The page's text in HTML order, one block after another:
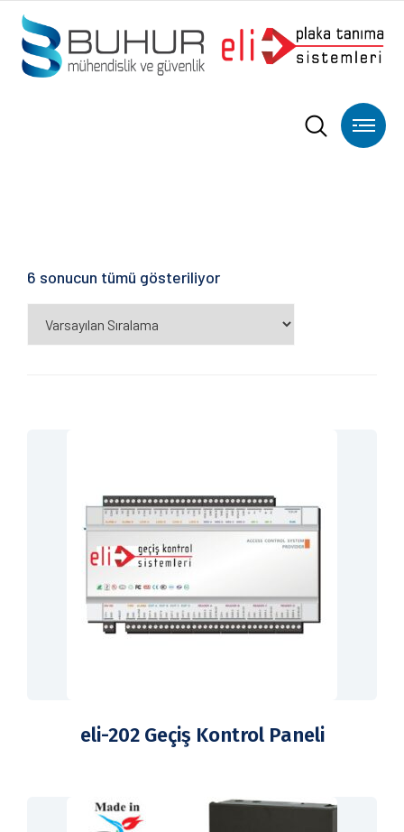
6 sonucun tümü gösteriliyor
eli-202 Geçiş Kontrol Paneli